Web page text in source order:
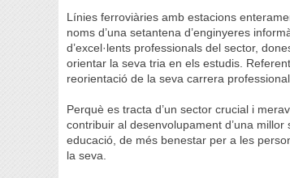
Línies ferroviàries amb estacions
noms d’una setantena d’enginyeres
d’excel·lents professionals del sector,
orientar la seva tria en els estudis.
reorientació de la seva carrera
Perquè es tracta d’un sector crucial i
contribuir al desenvolupament d’una millor
educació, de més benestar per a les
la seva.